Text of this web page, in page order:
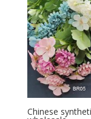
Chinese